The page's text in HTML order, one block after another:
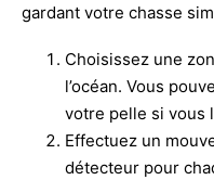
gardant votre chasse
Choisissez une
l’océan. Vous
votre pelle si vous
Effectuez un
détecteur pour